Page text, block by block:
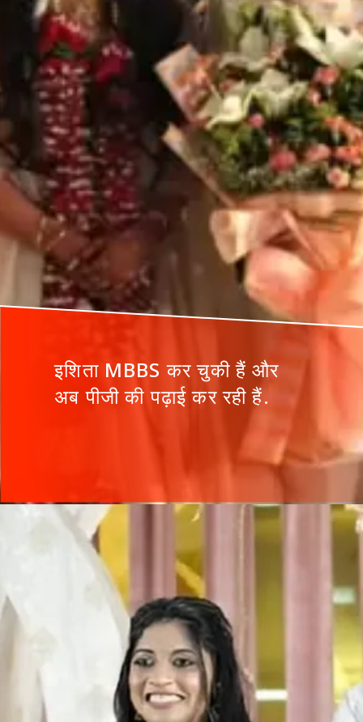
इशिता MBBS कर चुकी हैं और
अब पीजी की पढ़ाई कर रही हैं.